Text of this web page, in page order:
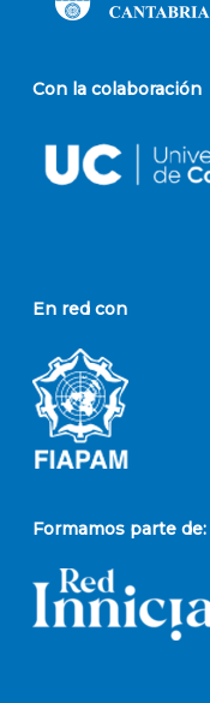
Con la colaboración
En red con
Formamos parte de: